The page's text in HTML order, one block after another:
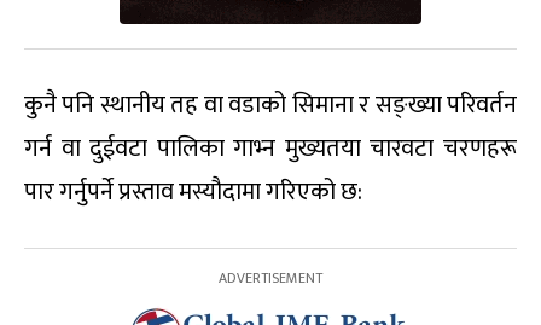
कुनै पनि स्थानीय तह वा वडाको सिमाना र सङ्ख्या परिवर्तन
गर्न वा दुईवटा पालिका गाभ्न मुख्यतया चारवटा चरणहरू
पार गर्नुपर्ने प्रस्ताव मस्यौदामा गरिएको छ: